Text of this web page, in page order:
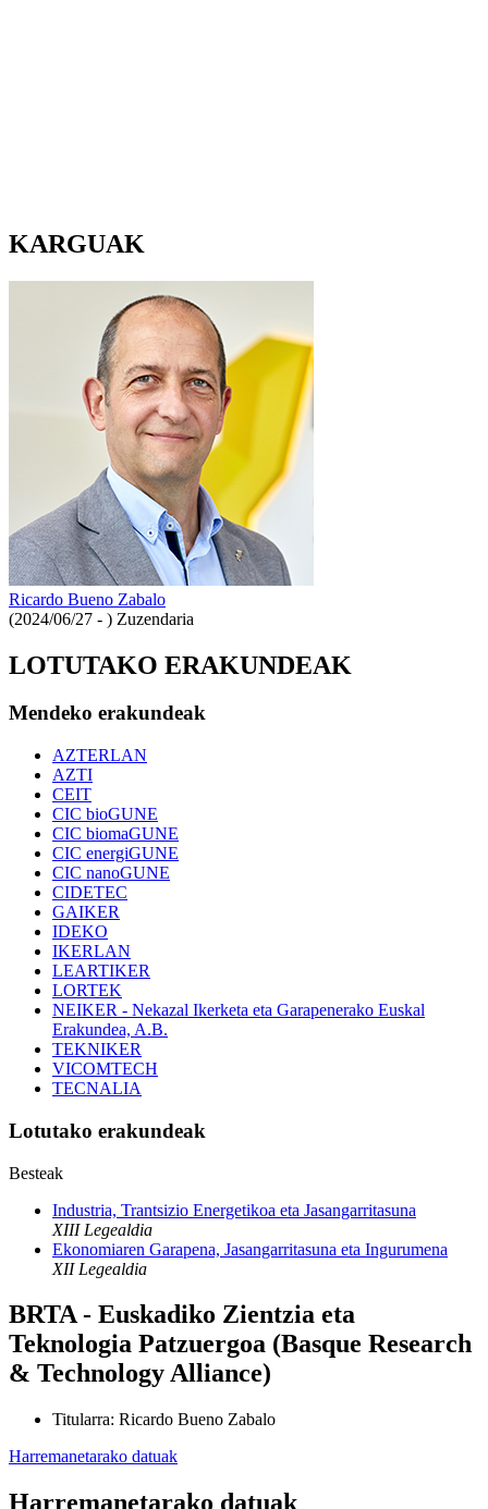
KARGUAK
Ricardo Bueno Zabalo
(2024/06/27 - ) Zuzendaria
LOTUTAKO ERAKUNDEAK
Mendeko erakundeak
AZTERLAN
AZTI
CEIT
CIC bioGUNE
CIC biomaGUNE
CIC energiGUNE
CIC nanoGUNE
CIDETEC
GAIKER
IDEKO
IKERLAN
LEARTIKER
LORTEK
NEIKER - Nekazal Ikerketa eta Garapenerako Euskal
Erakundea, A.B.
TEKNIKER
VICOMTECH
TECNALIA
Lotutako erakundeak
Besteak
Industria, Trantsizio Energetikoa eta Jasangarritasuna
XIII Legealdia
Ekonomiaren Garapena, Jasangarritasuna eta Ingurumena
XII Legealdia
BRTA - Euskadiko Zientzia eta
Teknologia Patzuergoa (Basque Research
& Technology Alliance)
Titularra: Ricardo Bueno Zabalo
Harremanetarako datuak
Harremanetarako datuak